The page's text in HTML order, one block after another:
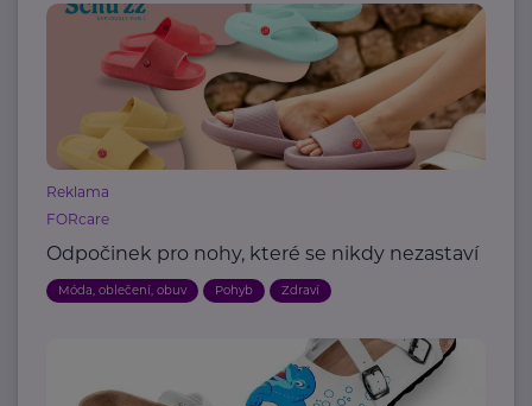
Reklama
FORcare
Odpočinek pro nohy, které se nikdy nezastaví
Móda, oblečení, obuv Pohyb Zdraví